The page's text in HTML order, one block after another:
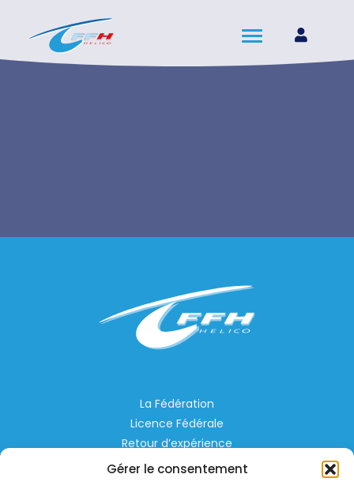
Gérer le consentement
La Fédération
Licence Fédérale
Retour d’expérience
Espace Privé